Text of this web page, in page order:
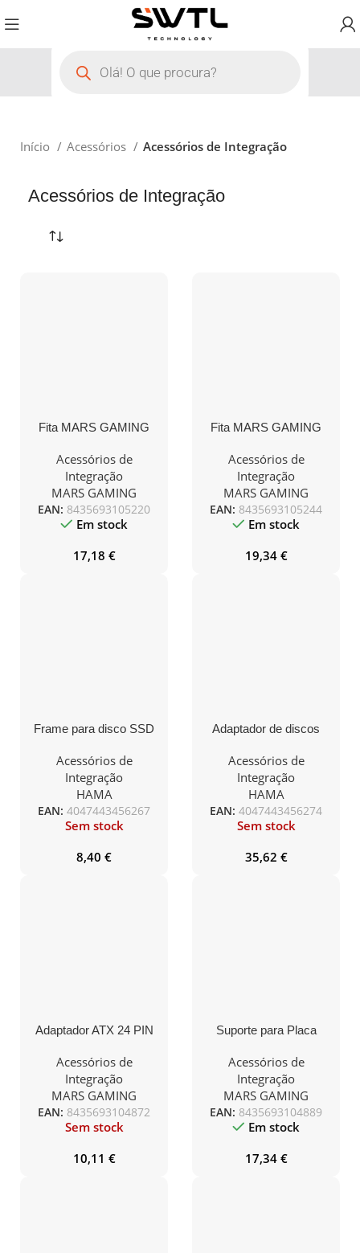
Início Acessórios Acessórios de Integração
Acessórios de Integração
Fita MARS GAMING
STRIP 16PIN, (8+8),
HIGH-END SILICON
Acessórios de
Integração
MARS GAMING
EAN: 8435693105220
Em stock
17,18 €
Fita MARS GAMING
STRIP 24PIN, HIGH-
END SILICON SINGLE
Acessórios de
Integração
MARS GAMING
EAN: 8435693105244
Em stock
19,34 €
Frame para disco SSD
200759
Acessórios de
Integração
HAMA
EAN: 4047443456267
Sem stock
8,40 €
Adaptador de discos
e discos HDD 200761
Acessórios de
Integração
HAMA
EAN: 4047443456274
Sem stock
35,62 €
Adaptador ATX 24 PIN
L24
Acessórios de
Integração
MARS GAMING
EAN: 8435693104872
Sem stock
10,11 €
Suporte para Placa
Gaming MCA-GCB/
Compatibilidade
Universal/ Preto
Acessórios de
Integração
MARS GAMING
EAN: 8435693104889
Em stock
17,34 €